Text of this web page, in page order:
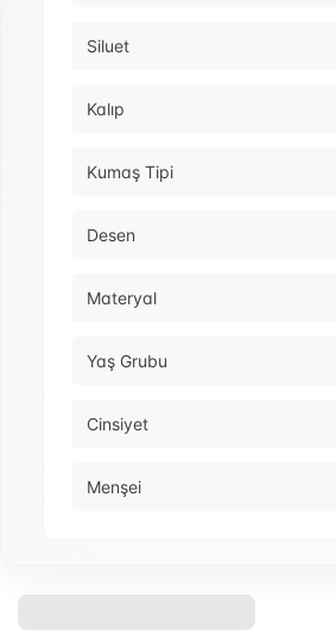
Siluet
Kalıp
Kumaş Tipi
Desen
Materyal
Yaş Grubu
Cinsiyet
Menşei